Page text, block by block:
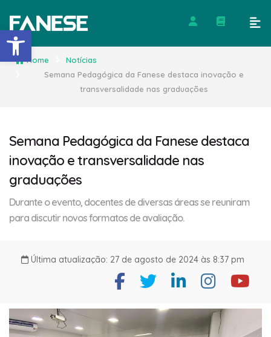
Barra de Ferramentas
Home
Notícias
Semana Pedagógica da Fanese destaca inovação e
transversalidade nas graduações
Semana Pedagógica da Fanese destaca
inovação e transversalidade nas
graduações
Durante o evento, docentes de diversas áreas se reuniram
para discutir novos formatos de avaliação.
Última atualização: 27 de agosto de 2024 às 8:37 pm